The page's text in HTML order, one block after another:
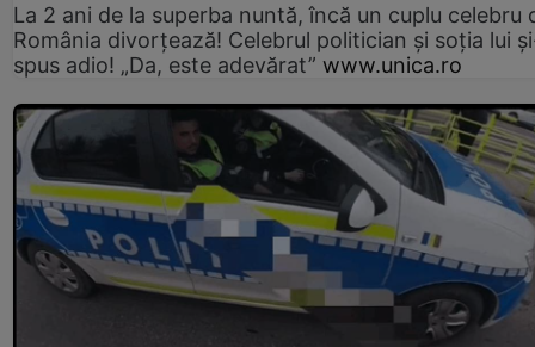
La 2 ani de la superba nuntă, încă un cuplu celebru
România divorțează! Celebrul politician și soția lui
spus adio! „Da, este adevărat” www.unica.ro